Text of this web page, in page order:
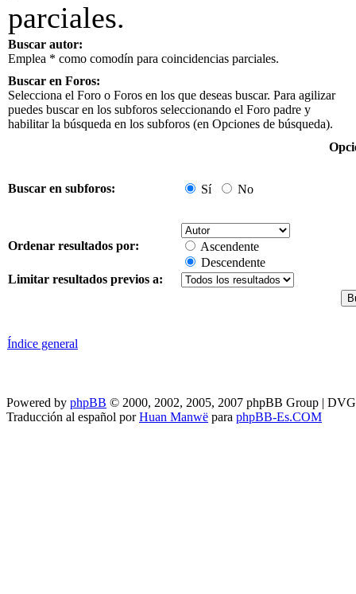
parciales.
Buscar autor:
Emplea * como comodín para coincidencias parciales.
Buscar en Foros:
Selecciona el Foro o Foros en los que deseas buscar. Para agilizar
puedes buscar en los subforos seleccionando el Foro padre y
habilitar la búsqueda en los subforos (en Opciones de búsqueda).
Buscar en subforos: Sí No
Ordenar resultados por:
Ascendente
Descendente
Limitar resultados previos a:
Índice general
Powered by phpBB © 2000, 2002, 2005, 2007 phpBB Group |
Traducción al español porHuan Manwë para phpBB-Es.COM